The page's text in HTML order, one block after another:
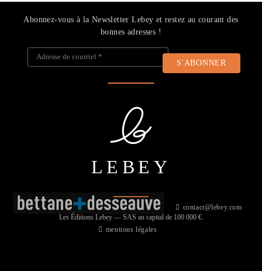
contact@lebey.com
mentions légales
Abonnez-vous à la Newsletter Lebey et restez au courant des
bonnes adresses !
Adresse de courriel
LEBEY
Les Éditions Lebey — SAS au capital de 100 000 €.